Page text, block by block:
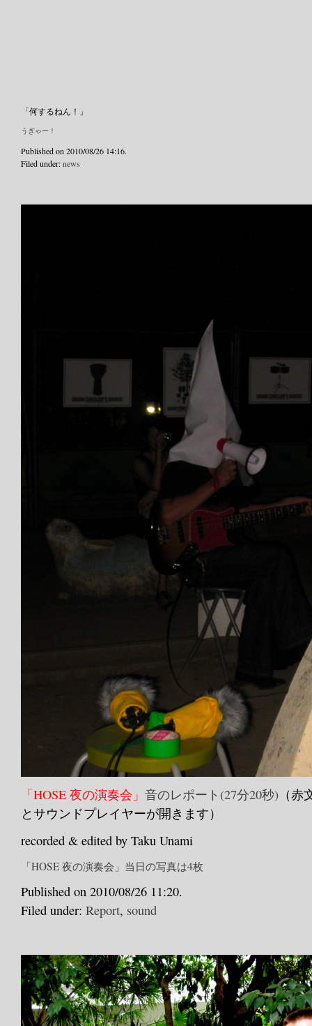
「何するねん！」
うぎゃー！
Published on 2010/08/26 14:16.
Filed under:news
「HOSE 夜の演奏会」 音のレポート(27分20秒) （
とサウンドプレイヤーが開きます）
recorded & edited by Taku Unami
「HOSE 夜の演奏会」当日の写真は4枚
Published on 2010/08/26 11:20.
Filed under: Report, sound